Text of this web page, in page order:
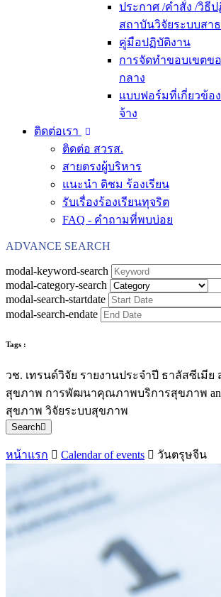
ประกาศ /คำสั่ง /วิธี
สถาบันวิจัยระบบสา
คู่มือปฏิบัติงาน
การจัดทำขอบเขตข
กลาง
แบบฟอร์มที่เกี่ยวข้อ
จ้าง
ติดต่อเรา
ติดต่อ สวรส.
สายตรงผู้บริหาร
แนะนำ ติชม ร้องเรียน
รับเรื่องร้องเรียนทุจริต
FAQ - คำถามที่พบบ่อย
ADVANCE SEARCH
modal-keyword-search
modal-category-search
modal-search-startdate
modal-search-endate
Tags :
วช. เทรนด์วิจัย รายงานประจำปี ธาลัสซีเมีย
สุขภาพ การพัฒนาคุณภาพบริการสุขภาพ
สุขภาพ วิจัยระบบสุขภาพ
Search
หน้าแรก Calendar of events วันตรุษจีน